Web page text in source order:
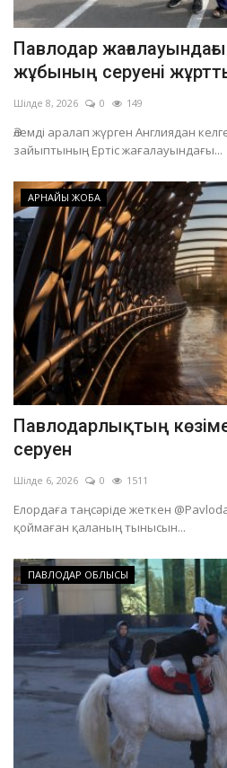
Спорт
ОЙЫН-САУЫҚ
Құрылтай
Тілді тандаңыз
Қазақша Русский
Павлодар
жұбының серуені
Шілде 8, 2026 0 149
Әлемді аралап жүрген Англиядан
зайыптының Ертіс жағалауындағы...
АРНАЙЫ ЖОБА
Павлодарлықтың
серуен
Шілде 6, 2026 0 1511
Елордаға таңсәріде жеткен
қоймаған қаланың тынысын...
ПАВЛОДАР ОБЛЫСЫ